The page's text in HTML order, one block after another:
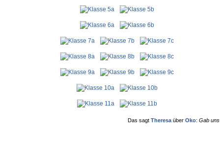
Das sagt Theresa über Oko: Gab